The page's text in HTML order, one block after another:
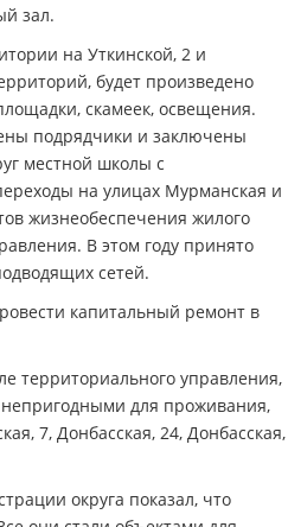
зал.
на Уткинской, 2 и
будет произведено
скамеек, освещения.
подрядчики и заключены
местной школы с
на улицах Мурманская и
жизнеобеспечения жилого
В этом году принято
сетей.
капитальный ремонт в
территориального управления,
для проживания,
7, Донбасская, 24, Донбасская,
округа показал, что